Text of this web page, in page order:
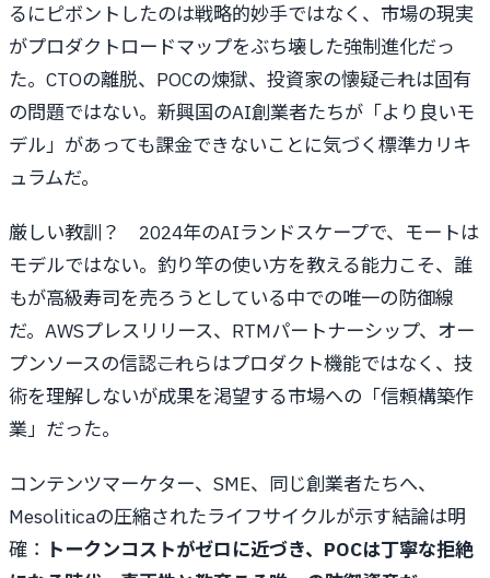
るにピボントしたのは戦略的妙手ではなく、市場の現実
がプロダクトロードマップをぶち壊した強制進化だっ
た。CTOの離脱、POCの煉獄、投資家の懐疑――これは固有
の問題ではない。新興国のAI創業者たちが「より良いモ
デル」があっても課金できないことに気づく標準カリキ
ュラムだ。
厳しい教訓？ 2024年のAIランドスケープで、モートは
モデルではない。釣り竿の使い方を教える能力こそ、誰
もが高級寿司を売ろうとしている中での唯一の防御線
だ。AWSプレスリリース、RTMパートナーシップ、オー
プンソースの信認――これらはプロダクト機能ではなく、技
術を理解しないが成果を渇望する市場への「信頼構築作
業」だった。
コンテンツマーケター、SME、同じ創業者たちへ、
Mesoliticaの圧縮されたライフサイクルが示す結論は明
確： トークンコストがゼロに近づき、POCは丁寧な拒絶